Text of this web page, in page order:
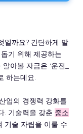
일까요? 간단하게 말
기 위해 제공하는
아볼 자금은 ‘운전_
하는데요.
업의 경쟁력 강화를
. 기술력을 갖춘 중소
기술 자립을 이룰 수